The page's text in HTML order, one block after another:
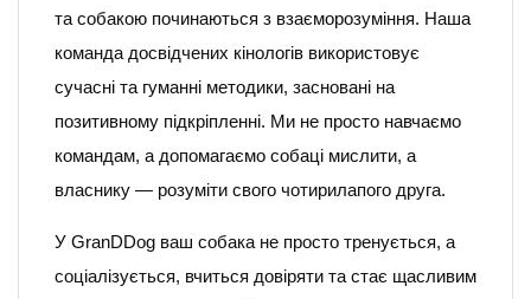
та собакою починаються з взаєморозуміння. Наша
команда досвідчених кінологів використовує
сучасні та гуманні методики, засновані на
позитивному підкріпленні. Ми не просто навчаємо
командам, а допомагаємо собаці мислити, а
власнику — розуміти свого чотирилапого друга.
У GranDDog ваш собака не просто тренується, а
соціалізується, вчиться довіряти та стає щасливим